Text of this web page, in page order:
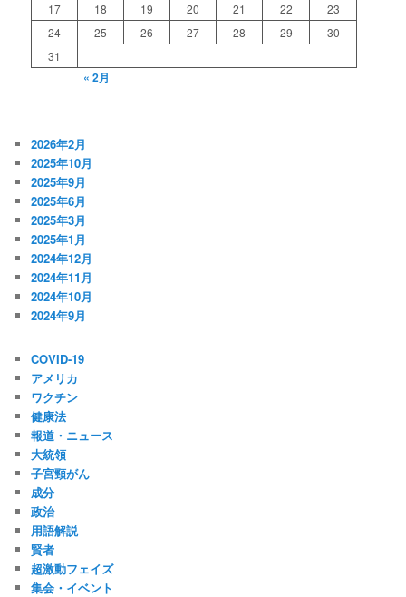
17
18 19 20 21 22
23
24
25 26 27 28 29
30
31
« 2月
2026年2月
2025年10月
2025年9月
2025年6月
2025年3月
2025年1月
2024年12月
2024年11月
2024年10月
2024年9月
COVID-19
アメリカ
ワクチン
健康法
報道・ニュース
大統領
子宮頸がん
成分
政治
用語解説
賢者
超激動フェイズ
集会・イベント